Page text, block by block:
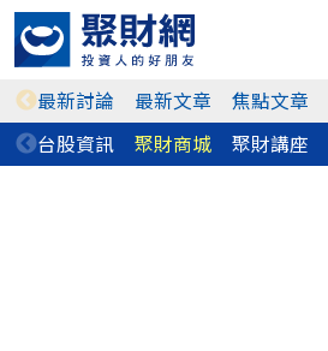
最新討論 最新文章 焦點文章
台股資訊
聚財商城 聚財講座